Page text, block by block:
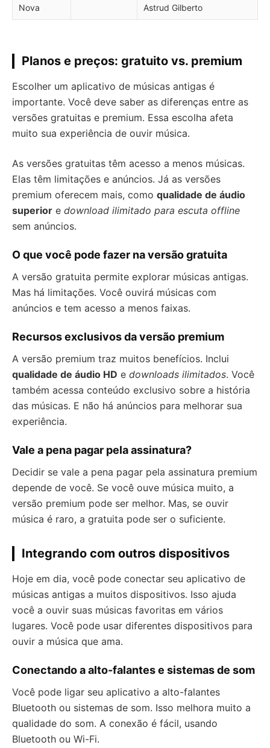
Nova
Astrud Gilberto
Planos e preços: gratuito vs. premium
Escolher um aplicativo de músicas antigas é
importante. Você deve saber as diferenças entre as
versões gratuitas e premium. Essa escolha afeta
muito sua experiência de ouvir música.
As versões gratuitas têm acesso a menos músicas.
Elas têm limitações e anúncios. Já as versões
premium oferecem mais, como qualidade de áudio
superior e download ilimitado para escuta offline
sem anúncios.
O que você pode fazer na versão gratuita
A versão gratuita permite explorar músicas antigas.
Mas há limitações. Você ouvirá músicas com
anúncios e tem acesso a menos faixas.
Recursos exclusivos da versão premium
A versão premium traz muitos benefícios. Inclui
qualidade de áudio HD e downloads ilimitados. Você
também acessa conteúdo exclusivo sobre a história
das músicas. E não há anúncios para melhorar sua
experiência.
Vale a pena pagar pela assinatura?
Decidir se vale a pena pagar pela assinatura premium
depende de você. Se você ouve música muito, a
versão premium pode ser melhor. Mas, se ouvir
música é raro, a gratuita pode ser o suficiente.
Integrando com outros dispositivos
Hoje em dia, você pode conectar seu aplicativo de
músicas antigas a muitos dispositivos. Isso ajuda
você a ouvir suas músicas favoritas em vários
lugares. Você pode usar diferentes dispositivos para
ouvir a música que ama.
Conectando a alto-falantes e sistemas de som
Você pode ligar seu aplicativo a alto-falantes
Bluetooth ou sistemas de som. Isso melhora muito a
qualidade do som. A conexão é fácil, usando
Bluetooth ou Wi-Fi.